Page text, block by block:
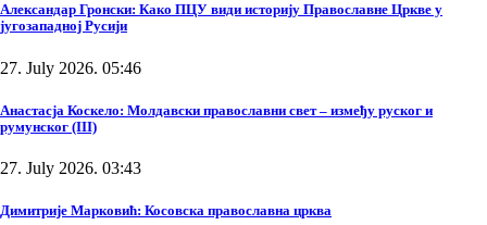
Александар Гронски: Како ПЦУ види историју Православне Цркве у
југозападној Русији
27. July 2026. 05:46
Анастасја Коскело: Молдавски православни свет – између руског и
румунског (III)
27. July 2026. 03:43
Димитрије Марковић: Косовска православна црква